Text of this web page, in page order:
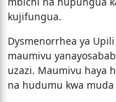
kujifungua.
​Dysmenorrhea ya
maumivu
uzazi. Maumivu haya
na hudumu kwa